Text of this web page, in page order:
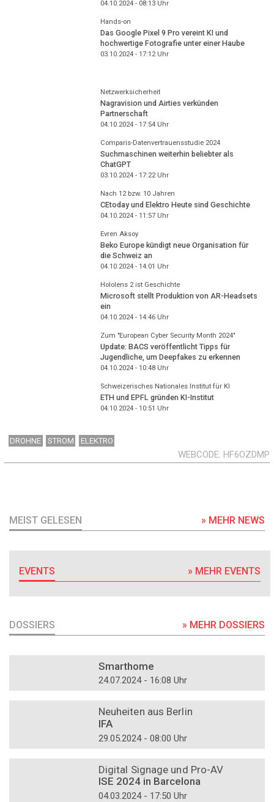
04.10.2024 - 08:13Uhr
Hands-on
Das Google Pixel 9 Pro vereint KI und
hochwertige Fotografie unter einer Haube
03.10.2024 - 17:12Uhr
Netzwerksicherheit
Nagravision und Airties verkünden
Partnerschaft
04.10.2024 - 17:54Uhr
Comparis-Datenvertrauensstudie 2024
Suchmaschinen weiterhin beliebter als
ChatGPT
03.10.2024 - 17:22Uhr
Nach 12 bzw. 10 Jahren
CEtoday und Elektro Heute sind Geschichte
04.10.2024 - 11:57Uhr
Evren Aksoy
Beko Europe kündigt neue Organisation für
die Schweiz an
04.10.2024 - 14:01 Uhr
Hololens 2 ist Geschichte
Microsoft stellt Produktion von AR-Headsets
ein
04.10.2024 - 14:46Uhr
Zum "European Cyber Security Month 2024"
Update: BACS veröffentlicht Tipps für
Jugendliche, um Deepfakes zu erkennen
04.10.2024 - 10:48Uhr
Schweizerisches Nationales Institut für KI
ETH und EPFL gründen KI-Institut
04.10.2024 - 10:51 Uhr
DROHNE STROM ELEKTRO
WEBCODE HF6OZDMP
MEIST GELESEN » MEHR NEWS
EVENTS » MEHR EVENTS
DOSSIERS » MEHR DOSSIERS
Smarthome
24.07.2024 - 16:08 Uhr
Neuheiten aus Berlin
IFA
29.05.2024 - 08:00 Uhr
Digital Signage und Pro-AV
ISE 2024 in Barcelona
04.03.2024 - 17:50 Uhr